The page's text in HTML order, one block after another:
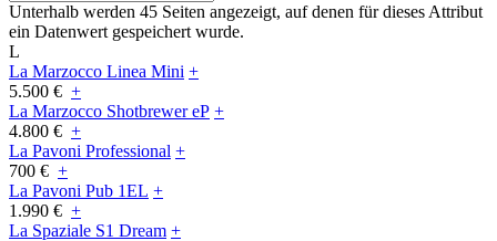
Unterhalb werden 45 Seiten angezeigt, auf denen für dieses Attribut
ein Datenwert gespeichert wurde.
L
La Marzocco Linea Mini +
5.500 € +
La Marzocco Shotbrewer eP +
4.800 € +
La Pavoni Professional +
700 € +
La Pavoni Pub 1EL +
1.990 € +
La Spaziale S1 Dream +